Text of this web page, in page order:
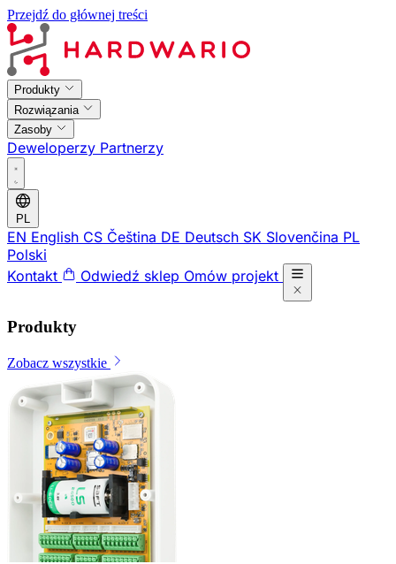
Przejdź do głównej treści
Produkty
Rozwiązania
Zasoby
Deweloperzy Partnerzy
PL
EN English CS Čeština DE Deutsch SK Slovenčina PL
Polski
Kontakt
Odwiedź sklep Omów projekt
Produkty
Zobacz wszystkie